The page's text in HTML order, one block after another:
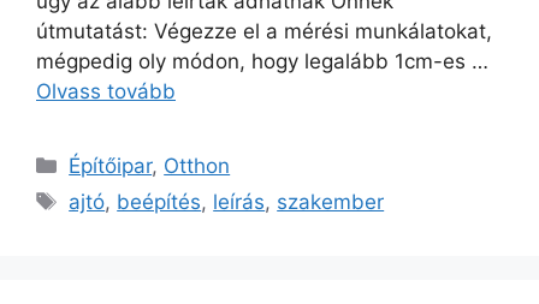
útmutatást: Végezze el a mérési munkálatokat,
mégpedig oly módon, hogy legalább 1cm-es …
Olvass tovább
Kategória
Építőipar, Otthon
Címkék
ajtó, beépítés, leírás, szakember